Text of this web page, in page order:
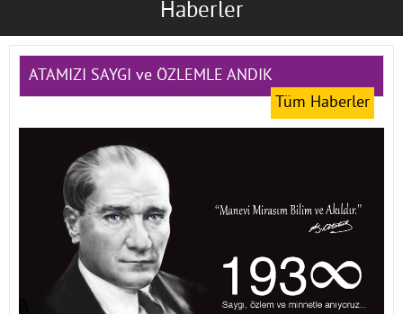
Okullarımız
Kampüs Olanakları
Kayıt-Kabul
Haberler
ATAMIZI SAYGI ve ÖZLEMLE ANDIK
Tüm Haberler